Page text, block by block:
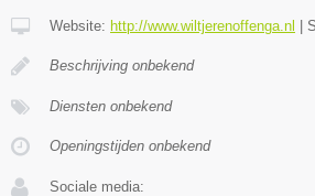
Website: http://www.wiltjerenoffenga.nl
Beschrijving onbekend
Diensten onbekend
Openingstijden onbekend
Sociale media: